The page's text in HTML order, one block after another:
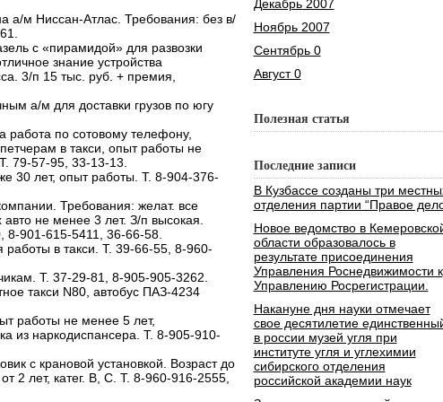
а/м Ниссан-Атлас. Требования: без в/
с «пирамидой» для развозки
знание устройства
3/п 15 тыс. руб. + премия,
а/м для доставки грузов по югу
работа по сотовому телефону,
в такси, опыт работы не
79-57-95, 33-13-13.
30 лет, опыт работы. Т. 8-904-376-
Требования: желат. все
авто не менее 3 лет. З/п высокая.
8-901-615-5411, 36-66-58.
работы в такси. Т. 39-66-55, 8-960-
Т. 37-29-81, 8-905-905-3262.
такси N80, автобус ПАЗ-4234
работы не менее 5 лет,
из наркодиспансера. Т. 8-905-910-
с крановой установкой. Возраст до
2 лет, катег. В, С. Т. 8-960-916-2555,
Декабрь 2007
Ноябрь 2007
Сентябрь 0
Август 0
Полезная статья
Последние записи
В Кузбассе созданы три
отделения партии “Правое
Новое ведомство в
области образовалось в
результате присоединения
Управления Роснедвижимости к
Управлению Росрегистрации.
Накануне дня науки отмечает
свое десятилетие
в россии музей угля при
институте угля и углехимии
сибирского отделения
российской академии наук